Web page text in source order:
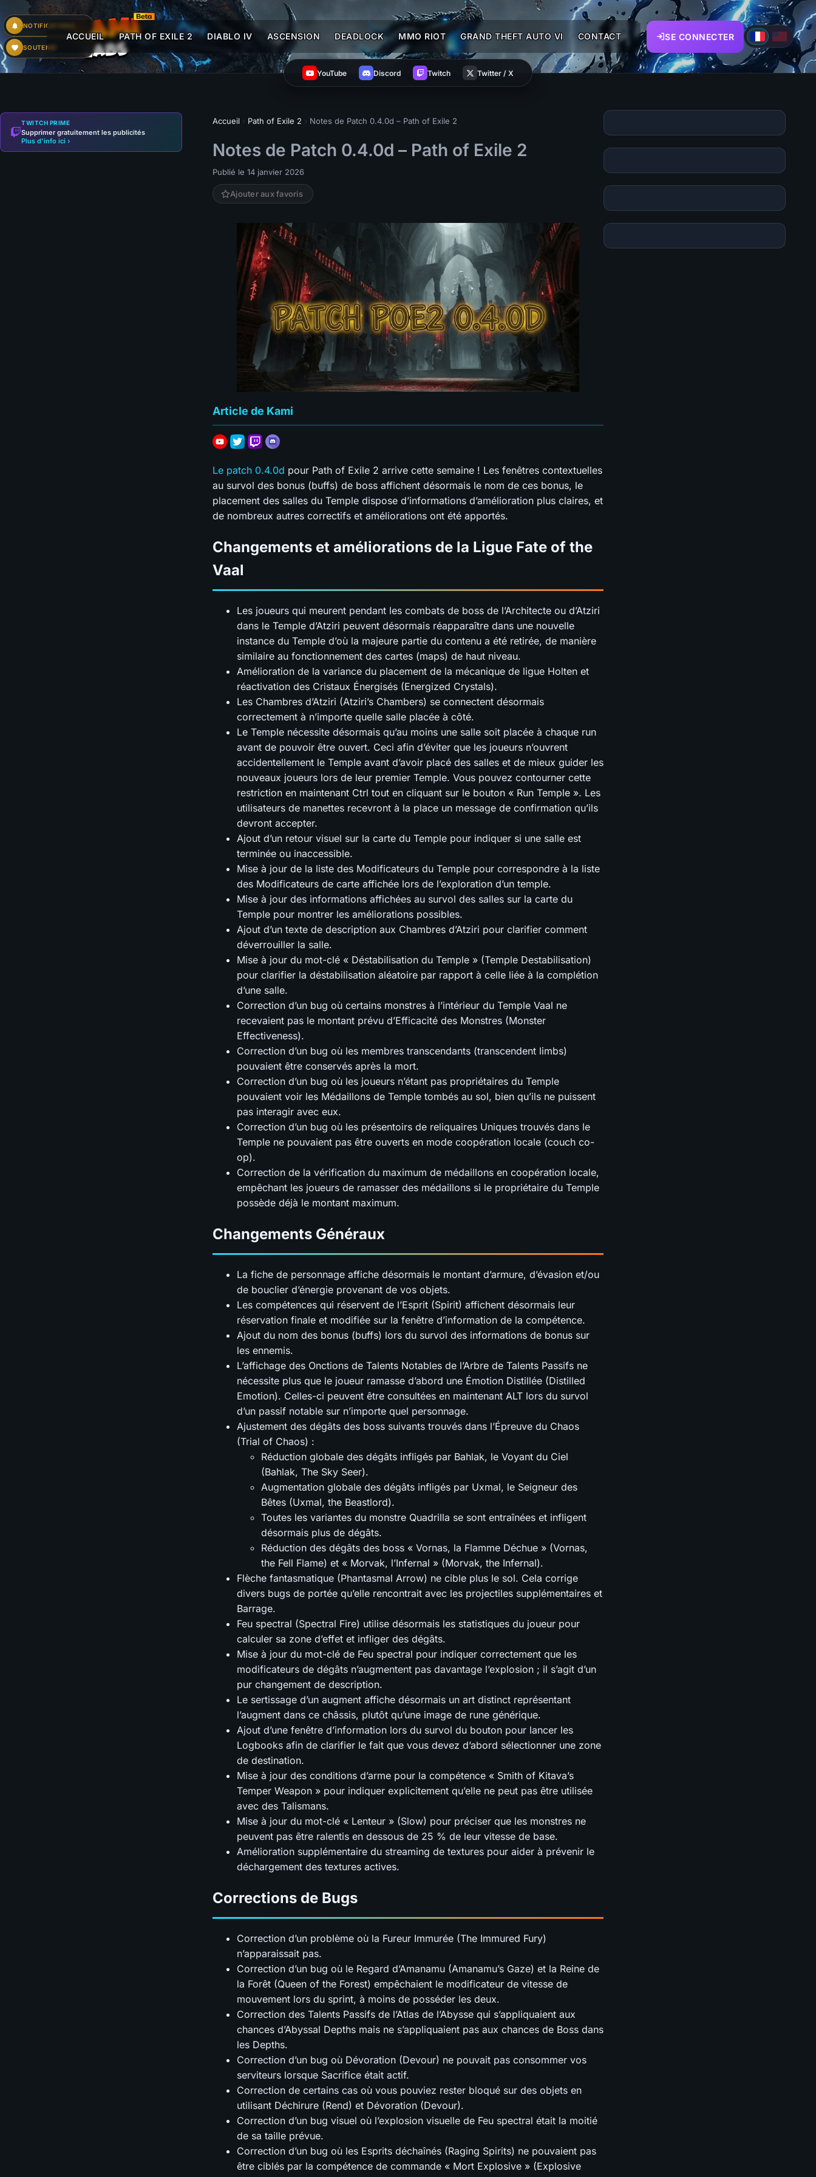
NOTIFICATIONS
SOUTENIR
ACCUEIL PATH OF EXILE 2 DIABLO IV ASCENSION DEADLOCK MMO RIOT GRAND THEFT AUTO VI CONTACT SE CONNECTER
YouTube Discord Twitch Twitter / X
Accueil › Path of Exile 2 › Notes de Patch 0.4.0d – Path of Exile 2
Notes de Patch 0.4.0d – Path of Exile 2
Publié le 14 janvier 2026
Ajouter aux favoris
Article de Kami
Le patch 0.4.0d pour Path of Exile 2 arrive cette semaine ! Les fenêtres contextuelles
au survol des bonus (buffs) de boss affichent désormais le nom de ces bonus, le
placement des salles du Temple dispose d’informations d’amélioration plus claires, et
de nombreux autres correctifs et améliorations ont été apportés.
Changements et améliorations de la Ligue Fate of the
Vaal
Les joueurs qui meurent pendant les combats de boss de l’Architecte ou d’Atziri
dans le Temple d’Atziri peuvent désormais réapparaître dans une nouvelle
instance du Temple d’où la majeure partie du contenu a été retirée, de manière
similaire au fonctionnement des cartes (maps) de haut niveau.
Amélioration de la variance du placement de la mécanique de ligue Holten et
réactivation des Cristaux Énergisés (Energized Crystals).
Les Chambres d’Atziri (Atziri’s Chambers) se connectent désormais
correctement à n’importe quelle salle placée à côté.
Le Temple nécessite désormais qu’au moins une salle soit placée à chaque run
avant de pouvoir être ouvert. Ceci afin d’éviter que les joueurs n’ouvrent
accidentellement le Temple avant d’avoir placé des salles et de mieux guider les
nouveaux joueurs lors de leur premier Temple. Vous pouvez contourner cette
restriction en maintenant Ctrl tout en cliquant sur le bouton « Run Temple ». Les
utilisateurs de manettes recevront à la place un message de confirmation qu’ils
devront accepter.
Ajout d’un retour visuel sur la carte du Temple pour indiquer si une salle est
terminée ou inaccessible.
Mise à jour de la liste des Modificateurs du Temple pour correspondre à la liste
des Modificateurs de carte affichée lors de l’exploration d’un temple.
Mise à jour des informations affichées au survol des salles sur la carte du
Temple pour montrer les améliorations possibles.
Ajout d’un texte de description aux Chambres d’Atziri pour clarifier comment
déverrouiller la salle.
Mise à jour du mot-clé « Déstabilisation du Temple » (Temple Destabilisation)
pour clarifier la déstabilisation aléatoire par rapport à celle liée à la complétion
d’une salle.
Correction d’un bug où certains monstres à l’intérieur du Temple Vaal ne
recevaient pas le montant prévu d’Efficacité des Monstres (Monster
Effectiveness).
Correction d’un bug où les membres transcendants (transcendent limbs)
pouvaient être conservés après la mort.
Correction d’un bug où les joueurs n’étant pas propriétaires du Temple
pouvaient voir les Médaillons de Temple tombés au sol, bien qu’ils ne puissent
pas interagir avec eux.
Correction d’un bug où les présentoirs de reliquaires Uniques trouvés dans le
Temple ne pouvaient pas être ouverts en mode coopération locale (couch co-
op).
Correction de la vérification du maximum de médaillons en coopération locale,
empêchant les joueurs de ramasser des médaillons si le propriétaire du Temple
possède déjà le montant maximum.
Changements Généraux
La fiche de personnage affiche désormais le montant d’armure, d’évasion et/ou
de bouclier d’énergie provenant de vos objets.
Les compétences qui réservent de l’Esprit (Spirit) affichent désormais leur
réservation finale et modifiée sur la fenêtre d’information de la compétence.
Ajout du nom des bonus (buffs) lors du survol des informations de bonus sur
les ennemis.
L’affichage des Onctions de Talents Notables de l’Arbre de Talents Passifs ne
nécessite plus que le joueur ramasse d’abord une Émotion Distillée (Distilled
Emotion). Celles-ci peuvent être consultées en maintenant ALT lors du survol
d’un passif notable sur n’importe quel personnage.
Ajustement des dégâts des boss suivants trouvés dans l’Épreuve du Chaos
(Trial of Chaos) :
Réduction globale des dégâts infligés par Bahlak, le Voyant du Ciel
(Bahlak, The Sky Seer).
Augmentation globale des dégâts infligés par Uxmal, le Seigneur des
Bêtes (Uxmal, the Beastlord).
Toutes les variantes du monstre Quadrilla se sont entraînées et infligent
désormais plus de dégâts.
Réduction des dégâts des boss « Vornas, la Flamme Déchue » (Vornas,
the Fell Flame) et « Morvak, l’Infernal » (Morvak, the Infernal).
Flèche fantasmatique (Phantasmal Arrow) ne cible plus le sol. Cela corrige
divers bugs de portée qu’elle rencontrait avec les projectiles supplémentaires et
Barrage.
Feu spectral (Spectral Fire) utilise désormais les statistiques du joueur pour
calculer sa zone d’effet et infliger des dégâts.
Mise à jour du mot-clé de Feu spectral pour indiquer correctement que les
modificateurs de dégâts n’augmentent pas davantage l’explosion ; il s’agit d’un
pur changement de description.
Le sertissage d’un augment affiche désormais un art distinct représentant
l’augment dans ce châssis, plutôt qu’une image de rune générique.
Ajout d’une fenêtre d’information lors du survol du bouton pour lancer les
Logbooks afin de clarifier le fait que vous devez d’abord sélectionner une zone
de destination.
Mise à jour des conditions d’arme pour la compétence « Smith of Kitava’s
Temper Weapon » pour indiquer explicitement qu’elle ne peut pas être utilisée
avec des Talismans.
Mise à jour du mot-clé « Lenteur » (Slow) pour préciser que les monstres ne
peuvent pas être ralentis en dessous de 25 % de leur vitesse de base.
Amélioration supplémentaire du streaming de textures pour aider à prévenir le
déchargement des textures actives.
Corrections de Bugs
Correction d’un problème où la Fureur Immurée (The Immured Fury)
n’apparaissait pas.
Correction d’un bug où le Regard d’Amanamu (Amanamu’s Gaze) et la Reine de
la Forêt (Queen of the Forest) empêchaient le modificateur de vitesse de
mouvement lors du sprint, à moins de posséder les deux.
Correction des Talents Passifs de l’Atlas de l’Abysse qui s’appliquaient aux
chances d’Abyssal Depths mais ne s’appliquaient pas aux chances de Boss dans
les Depths.
Correction d’un bug où Dévoration (Devour) ne pouvait pas consommer vos
serviteurs lorsque Sacrifice était actif.
Correction de certains cas où vous pouviez rester bloqué sur des objets en
utilisant Déchirure (Rend) et Dévoration (Devour).
Correction d’un bug visuel où l’explosion visuelle de Feu spectral était la moitié
de sa taille prévue.
Correction d’un bug où les Esprits déchaînés (Raging Spirits) ne pouvaient pas
être ciblés par la compétence de commande « Mort Explosive » (Explosive
TWITCH PRIME
Supprimer gratuitement les publicités
Plus d'info ici ›